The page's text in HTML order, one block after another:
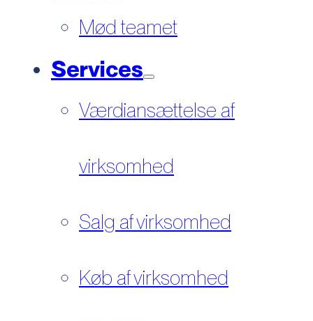
Mød teamet
Services
Værdiansættelse af
virksomhed
Salg af virksomhed
Køb af virksomhed